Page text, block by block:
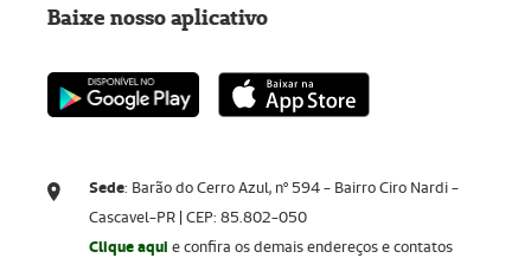
Sede: Barão do Cerro Azul, nº 594 - Bairro Ciro Nardi -
Cascavel-PR | CEP: 85.802-050
Clique aqui e confira os demais endereços e contatos
Baixe nosso aplicativo